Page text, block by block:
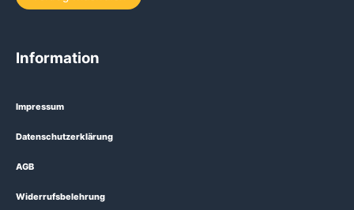
Information
Impressum
Datenschutzerklärung
AGB
Widerrufsbelehrung